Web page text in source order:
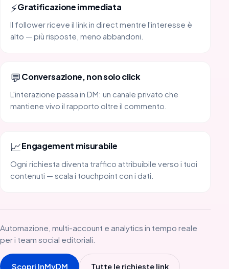
⚡Gratificazione immediata
Il follower riceve il link in direct mentre l'interesse è
alto — più risposte, meno abbandoni.
💬Conversazione, non solo click
L'interazione passa in DM: un canale privato che
mantiene vivo il rapporto oltre il commento.
📈Engagement misurabile
Ogni richiesta diventa traffico attribuibile verso i tuoi
contenuti — scala i touchpoint con i dati.
Automazione, multi-account e analytics in tempo reale
per i team social editoriali.
Scopri InMyDM Tutte le richieste link